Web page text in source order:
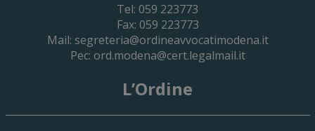
Tel: 059 223773
Fax: 059 223773
Mail: segreteria@ordineavvocatimodena.it
Pec: ord.modena@cert.legalmail.it
L’Ordine